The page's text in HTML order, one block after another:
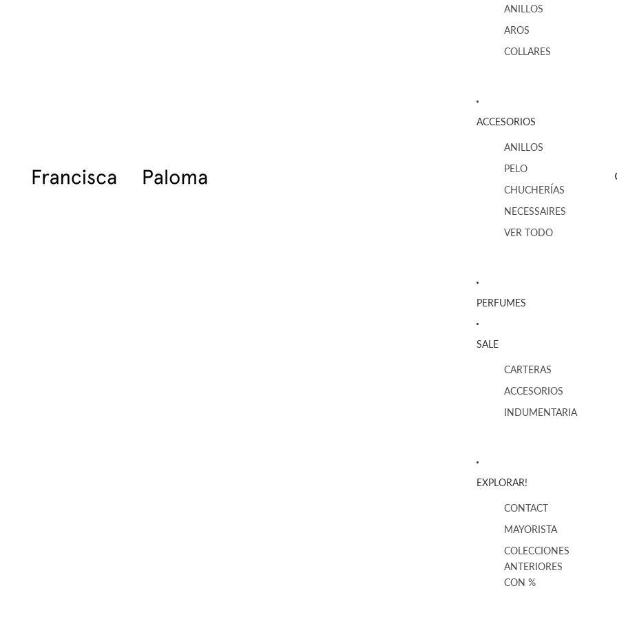
ANILLOS
AROS
COLLARES
ACCESORIOS
ANILLOS
PELO
CHUCHERÍAS
NECESSAIRES
VER TODO
PERFUMES
SALE
CARTERAS
ACCESORIOS
INDUMENTARIA
EXPLORAR!
CONTACT
MAYORISTA
COLECCIONES
ANTERIORES
CON %